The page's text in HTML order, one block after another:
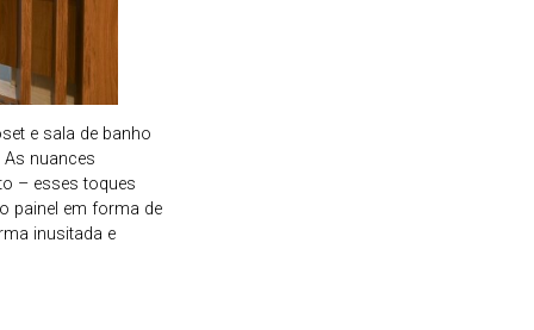
e sala de banho
nuances
– esses toques
painel em forma de
inusitada e